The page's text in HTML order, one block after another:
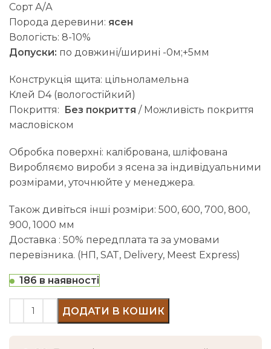
Сорт А/А
Порода деревини: ясен
Вологість: 8-10%
Допуски: по довжині/ширині -0м;+5мм
Конструкція щита: цільноламельна
Клей D4 (вологостійкий)
Покриття: Без покриття / Можливість покриття
масловіском
Обробка поверхні: калібрована, шліфована
Виробляємо вироби з ясена за індивідуальними
розмірами, уточнюйте у менеджера.
Також дивіться інші розміри: 500, 600, 700, 800,
900, 1000 мм
Доставка : 50% передплата та за умовами
перевізника. (НП, SAT, Delivery, Meest Express)
186 в наявності
ДОДАТИ В КОШИК